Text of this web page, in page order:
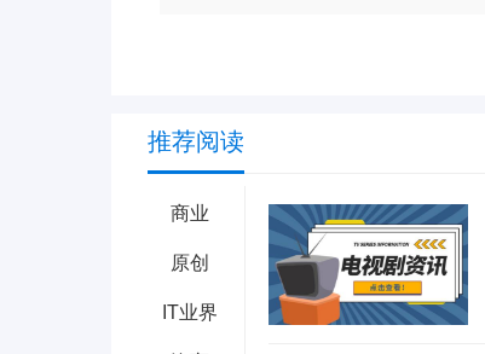
推荐阅读
商业
原创
IT业界